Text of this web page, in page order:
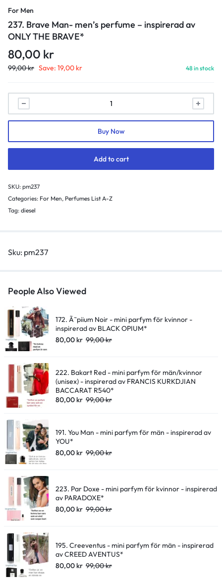
For Men
237. Brave Man- men’s perfume – inspirerad av
ONLY THE BRAVE*
80,00 kr
99,00kr Save: 19,00 kr 48 in stock
237.
Brave
Man-
perfume
inspirerad
av
ONLY
THE
Add to cart
Buy Now
SKU: pm237
Categories: For Men, Perfumes List A-Z
Tag: diesel
Sku: pm237
People Also Viewed
172. Ã˜piium Noir - mini parfym för kvinnor -
inspirerad av BLACK OPIUM*
80,00kr 99,00kr
222. Bakart Red - mini parfym för män/kvinnor
(unisex) - inspirerad av FRANCIS KURKDJIAN
BACCARAT R540*
80,00kr 99,00kr
191. You Man - mini parfym för män - inspirerad av
YOU*
80,00kr 99,00kr
223. Par Doxe - mini parfym för kvinnor - inspirerad
av PARADOXE*
80,00kr 99,00kr
195. Creeventus - mini parfym för män - inspirerad
av CREED AVENTUS*
80,00kr 99,00kr